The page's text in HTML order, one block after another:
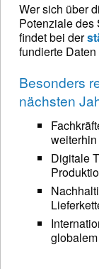
Wer sich über
Potenziale des
findet bei der
fundierte
Besonders
nächsten
Digitale